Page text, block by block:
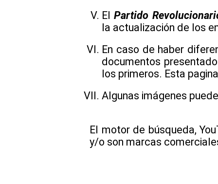
ElPartido
la actualización de los
En caso de haber
documentos
los primeros. Esta
Algunas imágenes
El motor de búsqueda,
y/o son marcas